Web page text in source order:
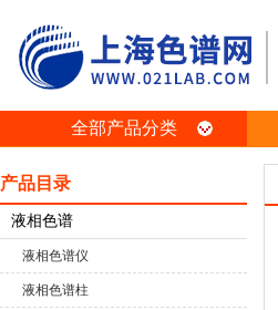
全部产品分类
产品目录
液相色谱
液相色谱仪
液相色谱柱